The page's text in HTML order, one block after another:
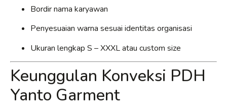
Bordir nama karyawan
Penyesuaian warna sesuai identitas organisasi
Ukuran lengkap S – XXXL atau custom size
Keunggulan Konveksi PDH
Yanto Garment